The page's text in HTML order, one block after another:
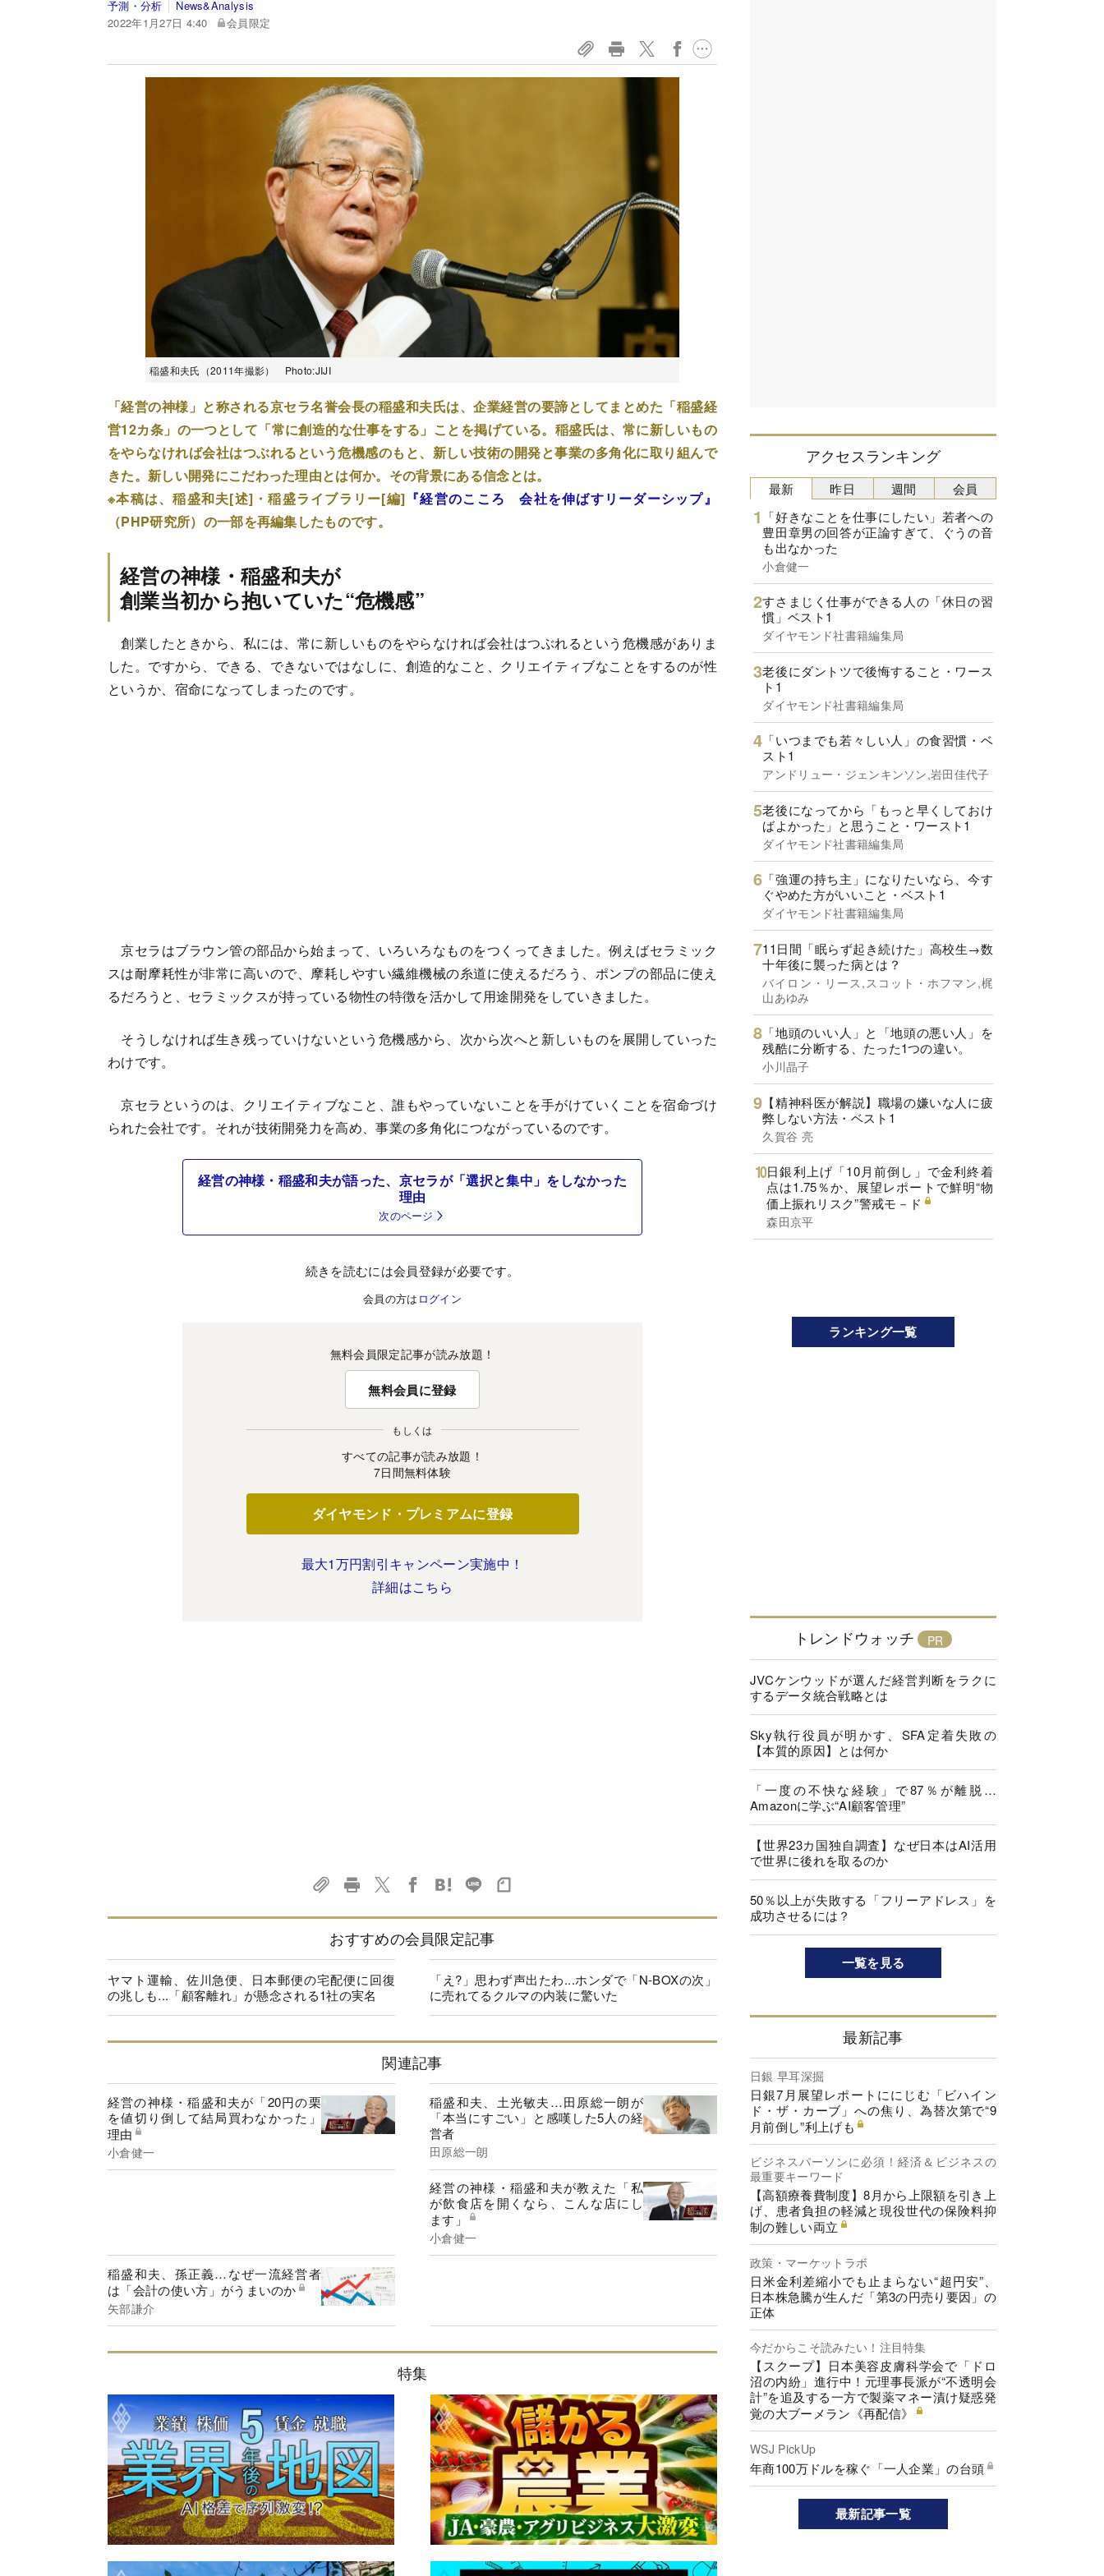
予測・分析
News&Analysis
2022年1月27日 4:40
会員限定
稲盛和夫氏（2011年撮影） Photo:JIJI
「経営の神様」と称される京セラ名誉会長の稲盛和夫氏は、企業経営の要諦としてまとめた「稲盛経
営12カ条」の一つとして「常に創造的な仕事をする」ことを掲げている。稲盛氏は、常に新しいもの
をやらなければ会社はつぶれるという危機感のもと、新しい技術の開発と事業の多角化に取り組んで
きた。新しい開発にこだわった理由とは何か。その背景にある信念とは。
※本稿は、稲盛和夫[述]・稲盛ライブラリー[編] 『経営のこころ 会社を伸ばすリーダーシップ』
（PHP研究所）の一部を再編集したものです。
経営の神様・稲盛和夫が
創業当初から抱いていた“危機感”
創業したときから、私には、常に新しいものをやらなければ会社はつぶれるという危機感がありま
した。ですから、できる、できないではなしに、創造的なこと、クリエイティブなことをするのが性
というか、宿命になってしまったのです。
京セラはブラウン管の部品から始まって、いろいろなものをつくってきました。例えばセラミック
スは耐摩耗性が非常に高いので、摩耗しやすい繊維機械の糸道に使えるだろう、ポンプの部品に使え
るだろうと、セラミックスが持っている物性の特徴を活かして用途開発をしていきました。
そうしなければ生き残っていけないという危機感から、次から次へと新しいものを展開していった
わけです。
京セラというのは、クリエイティブなこと、誰もやっていないことを手がけていくことを宿命づけ
られた会社です。それが技術開発力を高め、事業の多角化につながっているのです。
経営の神様・稲盛和夫が語った、京セラが「選択と集中」をしなかった
理由
次のページ
続きを読むには会員登録が必要です。
会員の方は ログイン
無料会員限定記事が読み放題！
無料会員に登録
もしくは
すべての記事が読み放題！
7日間無料体験
ダイヤモンド・プレミアムに登録
最大1万円割引キャンペーン実施中！
詳細はこちら
おすすめの会員限定記事
ヤマト運輸、佐川急便、日本郵便の宅配便に回復
の兆しも...「顧客離れ」が懸念される1社の実名
「え?」思わず声出たわ...ホンダで「N-BOXの次」
に売れてるクルマの内装に驚いた
関連記事
経営の神様・稲盛和夫が「20円の栗
を値切り倒して結局買わなかった」
理由
小倉健一
稲盛和夫、土光敏夫…田原総一朗が
「本当にすごい」と感嘆した5人の経
営者
田原総一朗
経営の神様・稲盛和夫が教えた「私
が飲食店を開くなら、こんな店にし
ます」
小倉健一
稲盛和夫、孫正義…なぜ一流経営者
は「会計の使い方」がうまいのか
矢部謙介
特集
アクセスランキング
最新
「好きなことを仕事にしたい」若者への
豊田章男の回答が正論すぎて、ぐうの音
も出なかった
小倉健一
すさまじく仕事ができる人の「休日の習
慣」ベスト1
ダイヤモンド社書籍編集局
老後にダントツで後悔すること・ワース
ト1
ダイヤモンド社書籍編集局
「いつまでも若々しい人」の食習慣・ベ
スト1
アンドリュー・ジェンキンソン,岩田佳代子
老後になってから「もっと早くしておけ
ばよかった」と思うこと・ワースト1
ダイヤモンド社書籍編集局
「強運の持ち主」になりたいなら、今す
ぐやめた方がいいこと・ベスト1
ダイヤモンド社書籍編集局
11日間「眠らず起き続けた」高校生→数
十年後に襲った病とは？
バイロン・リース,スコット・ホフマン,梶
山あゆみ
「地頭のいい人」と「地頭の悪い人」を
残酷に分断する、たった1つの違い。
小川晶子
【精神科医が解説】職場の嫌いな人に疲
弊しない方法・ベスト1
久賀谷 亮
日銀利上げ「10月前倒し」で金利終着
点は1.75％か、展望レポートで鮮明“物
価上振れリスク”警戒モ－ド
森田京平
昨日 週間 会員
ランキング一覧
トレンドウォッチ
JVCケンウッドが選んだ経営判断をラクに
するデータ統合戦略とは
Sky執行役員が明かす、SFA定着失敗の
【本質的原因】とは何か
「一度の不快な経験」で87％が離脱…
Amazonに学ぶ“AI顧客管理”
【世界23カ国独自調査】なぜ日本はAI活用
で世界に後れを取るのか
50％以上が失敗する「フリーアドレス」を
成功させるには？
一覧を見る
最新記事
日銀 早耳深掘
日銀7月展望レポートににじむ「ビハイン
ド・ザ・カーブ」への焦り、為替次第で“9
月前倒し”利上げも
ビジネスパーソンに必須！経済＆ビジネスの
最重要キーワード
【高額療養費制度】8月から上限額を引き上
げ、患者負担の軽減と現役世代の保険料抑
制の難しい両立
政策・マーケットラボ
日米金利差縮小でも止まらない“超円安”、
日本株急騰が生んだ「第3の円売り要因」の
正体
今だからこそ読みたい！注目特集
【スクープ】日本美容皮膚科学会で「ドロ
沼の内紛」進行中！元理事長派が“不透明会
計”を追及する一方で製薬マネー漬け疑惑発
覚の大ブーメラン《再配信》
WSJ PickUp
年商100万ドルを稼ぐ「一人企業」の台頭
最新記事一覧